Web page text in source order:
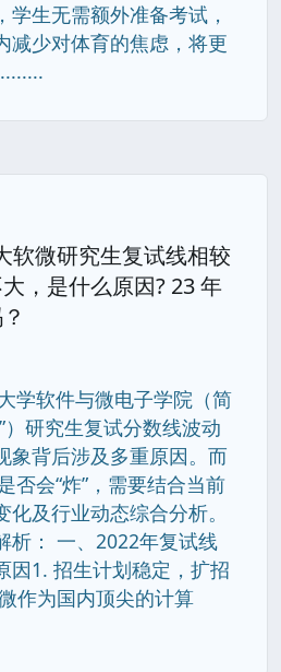
学生无需额外准备考试，
减少对体育的焦虑，将更
软微研究生复试线相较
，是什么原因? 23 年
学软件与微电子学院（简
）研究生复试分数线波动
象背后涉及多重原因。而
否会“炸”，需要结合当前
化及行业动态综合分析。
析： 一、2022年复试线
因1. 招生计划稳定，扩招
作为国内顶尖的计算